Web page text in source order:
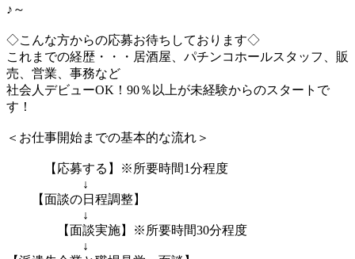
♪～
◇こんな方からの応募お待ちしております◇
これまでの経歴・・・居酒屋、パチンコホールスタッフ、販
売、営業、事務など
社会人デビューOK！90％以上が未経験からのスタートで
す！
＜お仕事開始までの基本的な流れ＞
【応募する】※所要時間1分程度
↓
【面談の日程調整】
↓
【面談実施】※所要時間30分程度
↓